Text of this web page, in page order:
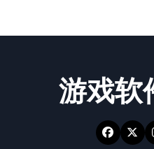
游戏软